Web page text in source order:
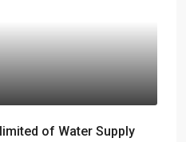
of Water Supply